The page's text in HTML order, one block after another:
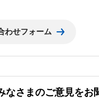
なさまのご意見をお